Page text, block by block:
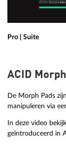
Pro | Suite
ACID
De Morph Pads
manipuleren via
In deze video
geïntroduceerd in